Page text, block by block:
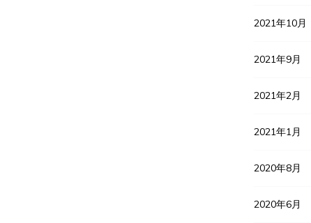
2021年10月
2021年9月
2021年2月
2021年1月
2020年8月
2020年6月